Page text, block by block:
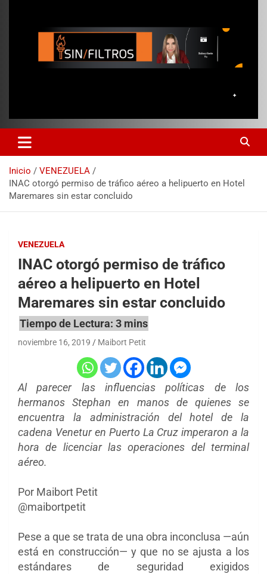
Inicio
VENEZUELA
INAC otorgó permiso de tráfico aéreo a helipuerto en Hotel
Maremares sin estar concluido
VENEZUELA
INAC otorgó permiso de tráfico
aéreo a helipuerto en Hotel
Maremares sin estar concluido
noviembre 16, 2019 Maibort Petit
Al parecer las influencias políticas de los
hermanos Stephan en manos de quienes se
encuentra la administración del hotel de la
cadena Venetur en Puerto La Cruz imperaron a la
hora de licenciar las operaciones del terminal
aéreo.
Por Maibort Petit
@maibortpetit
Pese a que se trata de una obra inconclusa —aún
está en construcción— y que no se ajusta a los
estándares de seguridad exigidos